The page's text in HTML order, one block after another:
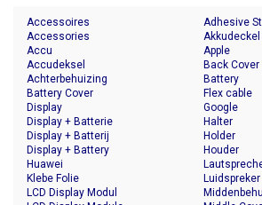
Accessoires
Accessories
Accu
Accudeksel
Achterbehuizing
Adhesive
Akkudeckel
Apple
Back Cover
Battery
Battery Cover
Display
Display + Batterie
Display + Batterij
Display + Battery
Flex cable
Google
Halter
Holder
Houder
Huawei
Klebe Folie
LCD Display Modul
Luidspreker